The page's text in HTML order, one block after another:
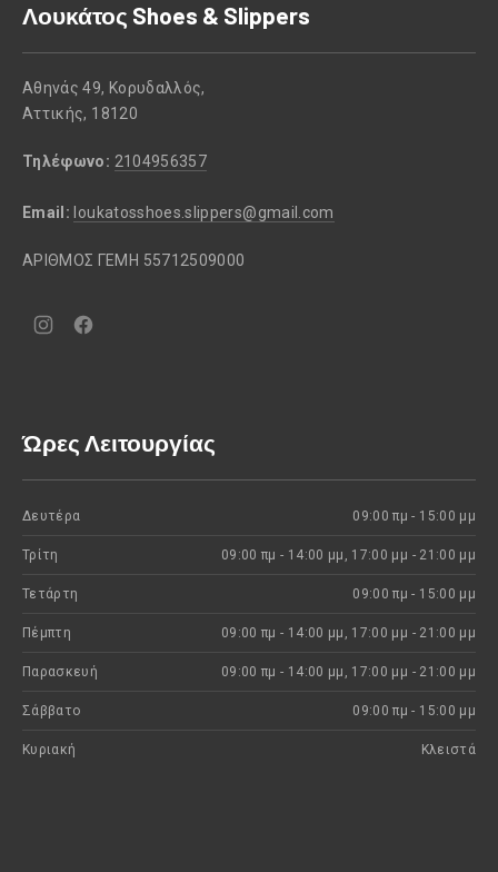
Λουκάτος Shoes & Slippers
Αθηνάς 49, Κορυδαλλός,
Αττικής, 18120
Τηλέφωνο: 2104956357
Email: loukatosshoes.slippers@gmail.com
ΑΡΙΘΜΟΣ ΓΕΜΗ 55712509000
Νέο
Νέο
Ώρες Λειτουργίας
Δευτέρα 09:00 πμ - 15:00 μμ
Τρίτη 09:00 πμ - 14:00 μμ, 17:00 μμ - 21:00 μμ
Τετάρτη 09:00 πμ - 15:00 μμ
Πέμπτη 09:00 πμ - 14:00 μμ, 17:00 μμ - 21:00 μμ
Παρασκευή 09:00 πμ - 14:00 μμ, 17:00 μμ - 21:00 μμ
Σάββατο 09:00 πμ - 15:00 μμ
Κυριακή Kλειστά